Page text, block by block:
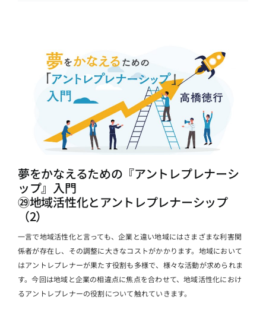
夢をかなえるための『アントレプレナーシ
ップ』入門
㉙地域活性化とアントレプレナーシップ
（2）
一言で地域活性化と言っても、企業と違い地域にはさまざまな利害関
係者が存在し、その調整に大きなコストがかかります。地域において
はアントレプレナーが果たす役割も多様で、様々な活動が求められま
す。今回は地域と企業の相違点に焦点を合わせて、地域活性化におけ
るアントレプレナーの役割について触れていきます。